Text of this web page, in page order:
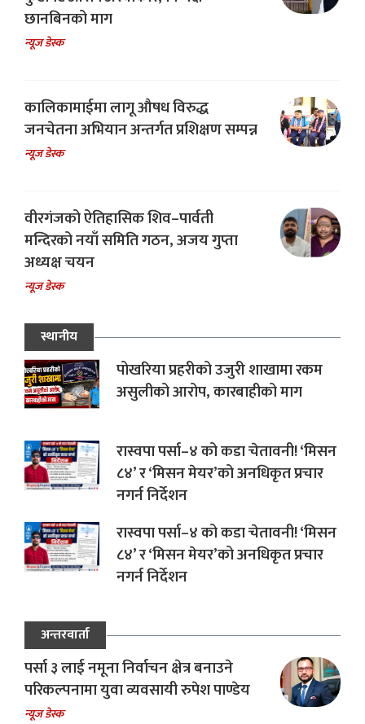
छानबिनको माग
न्यूज डेस्क
कालिकामाईमा लागू औषध विरुद्ध
जनचेतना अभियान अन्तर्गत प्रशिक्षण सम्पन्न
न्यूज डेस्क
वीरगंजको ऐतिहासिक शिव–पार्वती
मन्दिरको नयाँ समिति गठन, अजय गुप्ता
अध्यक्ष चयन
न्यूज डेस्क
स्थानीय
पोखरिया प्रहरीको उजुरी शाखामा रकम
असुलीको आरोप, कारबाहीको माग
रास्वपा पर्सा–४ को कडा चेतावनी! ‘मिसन
८४’ र ‘मिसन मेयर’को अनधिकृत प्रचार
नगर्न निर्देशन
रास्वपा पर्सा–४ को कडा चेतावनी! ‘मिसन
८४’ र ‘मिसन मेयर’को अनधिकृत प्रचार
नगर्न निर्देशन
अन्तरवार्ता
पर्सा ३ लाई नमूना निर्वाचन क्षेत्र बनाउने
परिकल्पनामा युवा व्यवसायी रुपेश पाण्डेय
न्यूज डेस्क